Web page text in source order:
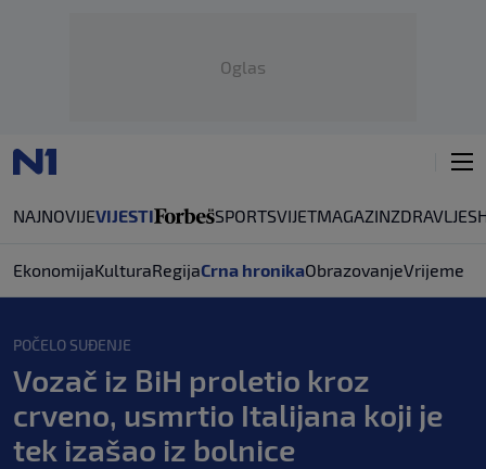
Oglas
NAJNOVIJEVIJESTI SPORTSVIJETMAGAZINZDRAVLJE
EkonomijaKulturaRegijaCrna hronikaObrazovanjeVrijeme
POČELO SUĐENJE
Vozač iz BiH proletio kroz
crveno, usmrtio Italijana koji je
tek izašao iz bolnice